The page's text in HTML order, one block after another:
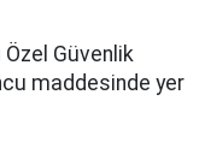
Özel Güvenlik
maddesinde yer